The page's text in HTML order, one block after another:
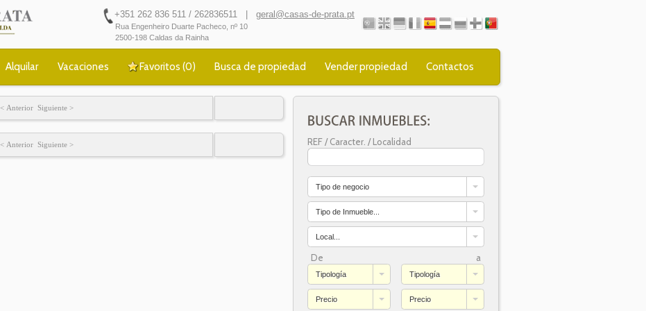
+351 262 836 511 / 262836511 | geral@casas-de-prata.pt
Rua Engenheiro Duarte Pacheco, nº 10
2500-198 Caldas da Rainha
Alquilar Vacaciones Favoritos (0) Busca de propiedad Vender propiedad Contactos
REF / Caracter. / Localidad
Tipo de negocio
Tipo de Inmueble...
Local...
De a
Tipología Tipología
Precio Precio
< Anterior Siguiente >
< Anterior Siguiente >